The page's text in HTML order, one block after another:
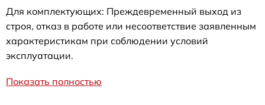
Для комплектующих: Преждевременный выход из
строя, отказ в работе или несоответствие заявленным
характеристикам при соблюдении условий
эксплуатации.
Показать полностью